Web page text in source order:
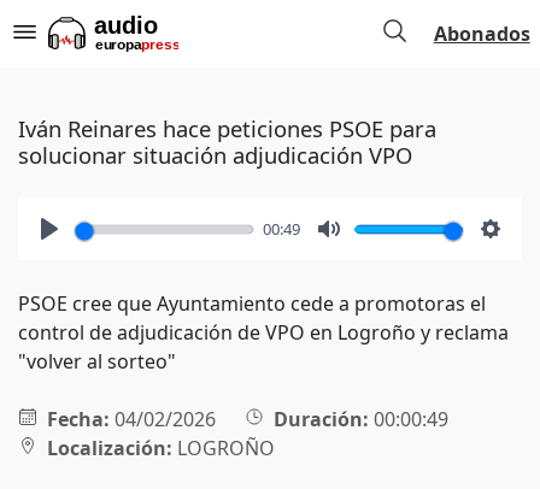
Abonados
Iván Reinares hace peticiones PSOE para
solucionar situación adjudicación VPO
00:49
PSOE cree que Ayuntamiento cede a promotoras el
control de adjudicación de VPO en Logroño y reclama
"volver al sorteo"
Fecha: 04/02/2026 Duración: 00:00:49
Localización: LOGROÑO